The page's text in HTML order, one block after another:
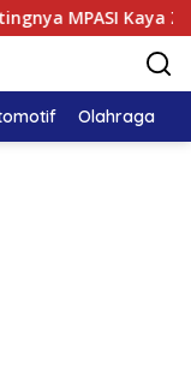
Kaya Zat Besi
Olahraga